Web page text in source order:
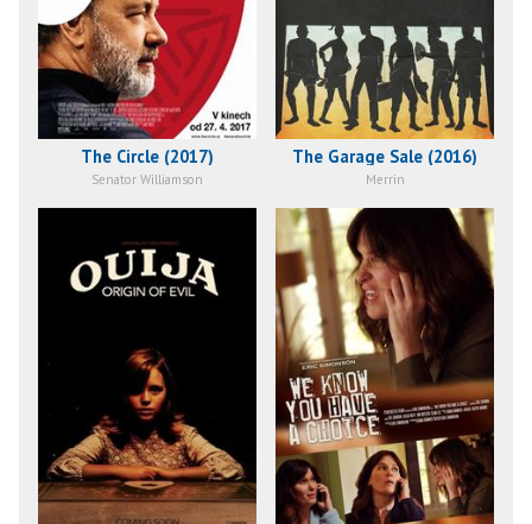
The Circle (2017)
Senator Williamson
The Garage Sale (2016)
Merrin